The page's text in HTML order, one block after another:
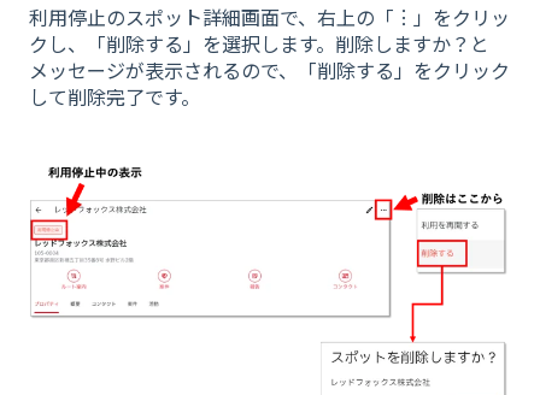
利用停止のスポット詳細画面で、右上の「︙」をクリッ
クし、「削除する」を選択します。削除しますか？と
メッセージが表示されるので、「削除する」をクリック
して削除完了です。